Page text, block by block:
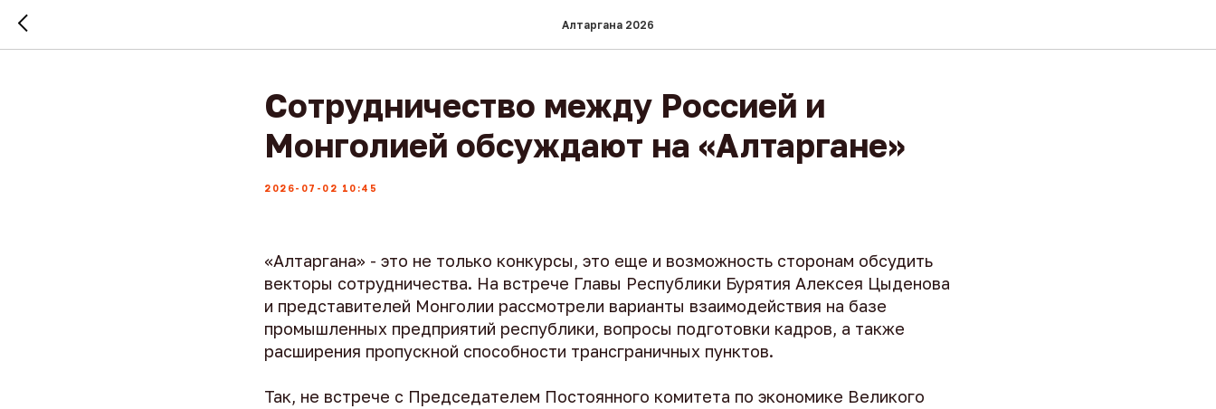
Алтаргана 2026
Сотрудничество между Россией и
Монголией обсуждают на «Алтаргане»
2026-07-02 10:45
«Алтаргана» - это не только конкурсы, это еще и возможность сторонам обсудить
векторы сотрудничества. На встрече Главы Республики Бурятия Алексея Цыденова
и представителей Монголии рассмотрели варианты взаимодействия на базе
промышленных предприятий республики, вопросы подготовки кадров, а также
расширения пропускной способности трансграничных пунктов.
Так, не встрече с Председателем Постоянного комитета по экономике Великого